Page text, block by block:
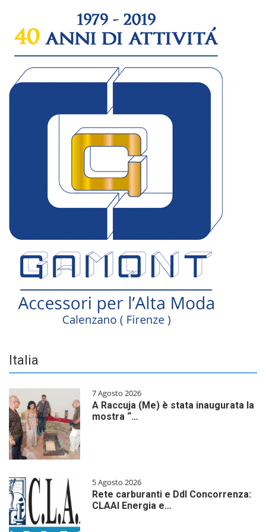
Italia
7 Agosto 2026
A Raccuja (Me) è stata inaugurata la
mostra “…
5 Agosto 2026
Rete carburanti e Ddl Concorrenza:
CLAAI Energia e…